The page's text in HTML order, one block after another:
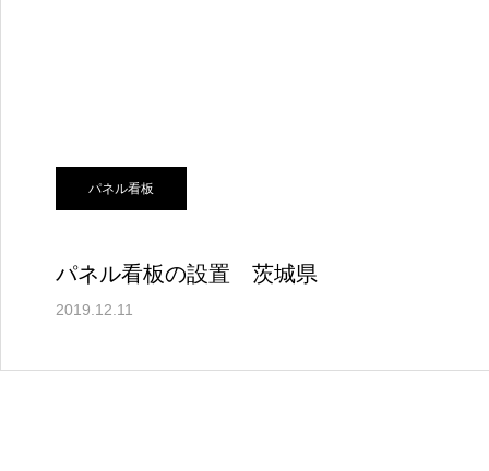
パネル看板
パネル看板の設置 茨城県
2019.12.11